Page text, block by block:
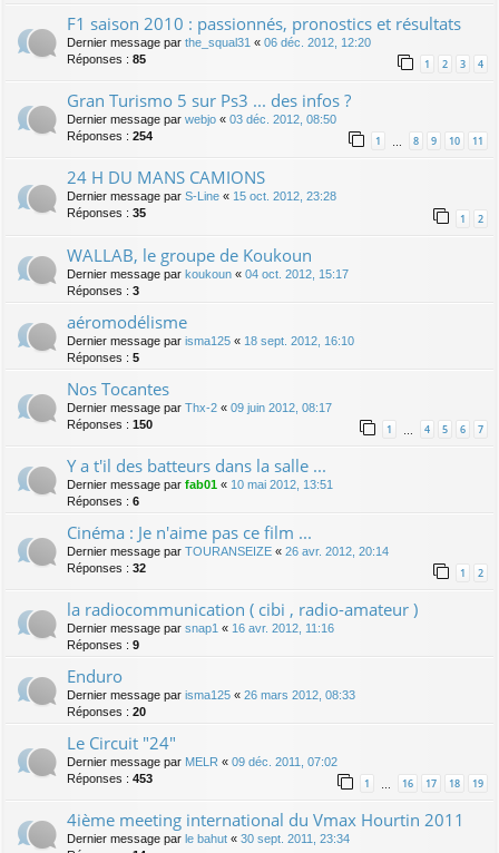
F1 saison 2010 : passionnés, pronostics et résultats
Dernier message par the_squal31 « 06 déc. 2012, 12:20
Réponses : 85 1 2 3 4
Gran Turismo 5 sur Ps3 ... des infos ?
Dernier message par webjo « 03 déc. 2012, 08:50
Réponses : 254 1 … 8 9 10 11
24 H DU MANS CAMIONS
Dernier message par S-Line « 15 oct. 2012, 23:28
Réponses : 35 1 2
WALLAB, le groupe de Koukoun
Dernier message par koukoun « 04 oct. 2012, 15:17
Réponses : 3
aéromodélisme
Dernier message par isma125 « 18 sept. 2012, 16:10
Réponses : 5
Nos Tocantes
Dernier message par Thx-2 « 09 juin 2012, 08:17
Réponses : 150 1 4 5 6 7
Y a t'il des batteurs dans la salle ...
Dernier message par fab01 « 10 mai 2012, 13:51
Réponses : 6
Cinéma : Je n'aime pas ce film ...
Dernier message par TOURANSEIZE « 26 avr. 2012, 20:14
Réponses : 32 1 2
la radiocommunication ( cibi , radio-amateur )
Dernier message par snap1 « 16 avr. 2012, 11:16
Réponses : 9
Enduro
Dernier message par isma125 « 26 mars 2012, 08:33
Réponses : 20
Le Circuit "24"
Dernier message par MELR « 09 déc. 2011, 07:02
Réponses : 453 1 16 17 18 19
4ième meeting international du Vmax Hourtin 2011
Dernier message par le bahut « 30 sept. 2011, 23:34